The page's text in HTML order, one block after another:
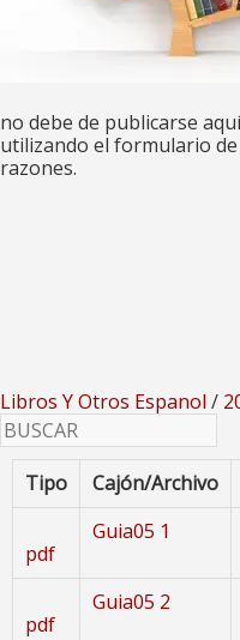
no debe de publicarse
utilizando el formulario
razones.
Libros Y Otros Espanol /
Tipo Cajón/Archivo
pdf
Guia05 1
pdf
Guia05 2